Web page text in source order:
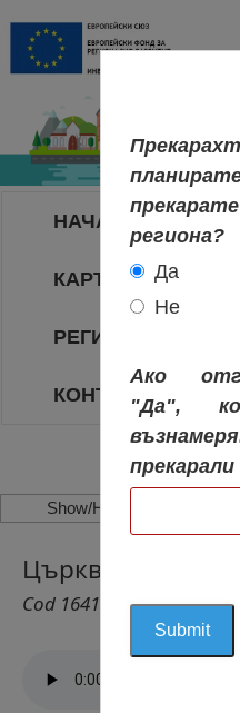
НАЧАЛО
КАРТА НА
РЕГИОНИ
КОНТАКТИ
Show/Hide Left Side
Църквата Свети
Cod 1641
региона?
Да
Не
Ако
"Да",